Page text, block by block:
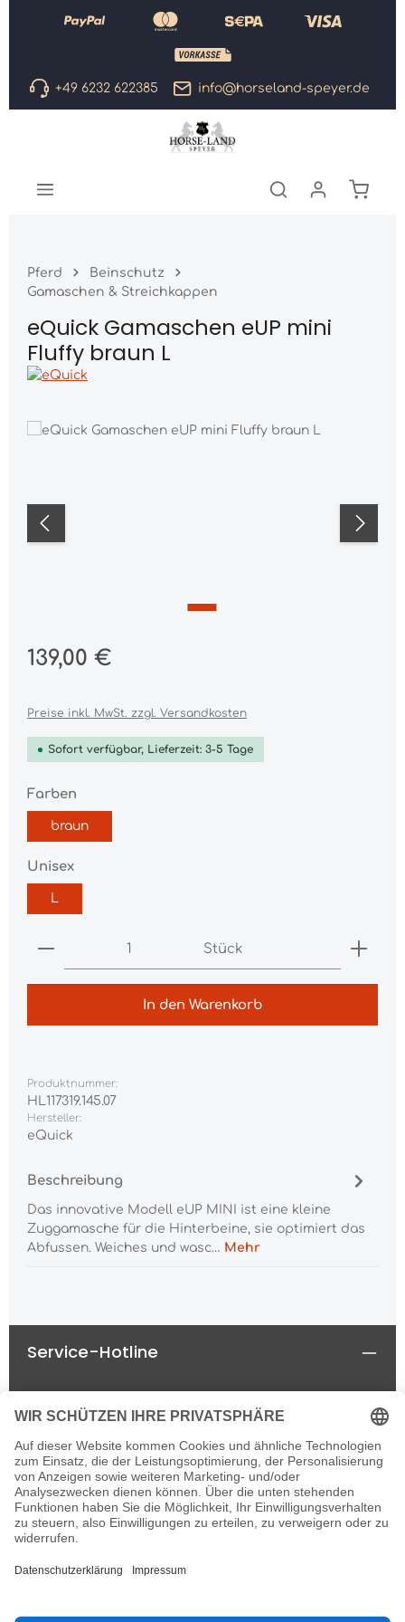
Zum Hauptinhalt springen
+49 6232 622385 info@horseland-speyer.de
Pferd
Beinschutz
Gamaschen & Streichkappen
eQuick Gamaschen eUP mini
Fluffy braun L
Bildergalerie überspringen
Regulärer Preis:
139,00 €
Preise inkl. MwSt. zzgl. Versandkosten
Sofort verfügbar, Lieferzeit: 3-5 Tage
Farben
braun
Unisexauswählen
L
Produkt Anzahl: Gib den gewünschten
Stück
In den Warenkorb
Produktnummer:
HL117319.145.07
Hersteller:
eQuick
Beschreibung
Das innovative Modell eUP MINI ist eine kleine
Zuggamasche für die Hinterbeine, sie optimiert das
Abfussen. Weiches und wasc… Mehr
Service-Hotline
Rechtliches
Informationen
Newsletter